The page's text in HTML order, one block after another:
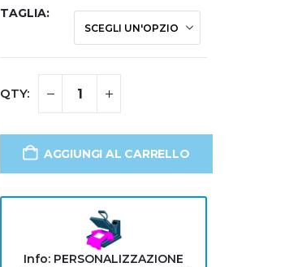
TAGLIA
AGGIUNGI AL CARRELLO
Info: PERSONALIZZAZIONE